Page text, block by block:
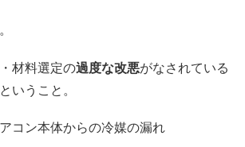
材料選定の過度な改悪がなされている
いうこと。
コン本体からの冷媒の漏れ